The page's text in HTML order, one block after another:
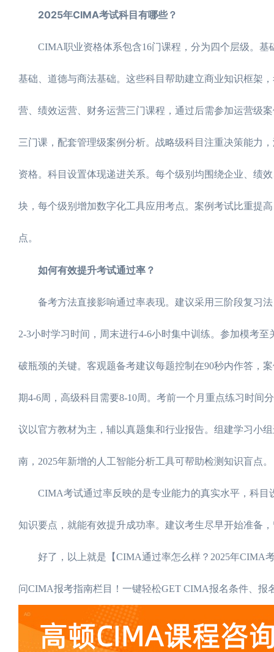
2025年CIMA考试科目有哪些？
CIMA职业资格体系包含16门课程，分为四个层级。基
基础、道德与商法基础。这些科目帮助建立商业知识框架
营、绩效运营、财务运营三门课程，通过后需参加运营级
三门课，配套管理级案例分析。战略级科目注重决策能力
资格。科目设置体现递进关系。每个级别均围绕企业、绩
块，每个级别增加数字化工具应用考点。案例考试比重提
点。
如何有效提升考试通过率？
备考方法直接影响通过率表现。建议采用三阶段复习法
2-3小时学习时间，周末进行4-6小时集中训练。参加模考
破瓶颈的关键。客观题备考建议每题控制在90秒内作答，
期4-6周，高级科目需要8-10周。考前一个月重点练习时间
议以官方教材为主，辅以真题集和行业报告。组建学习小
南，2025年新增的人工智能分析工具可帮助检测知识盲点。
CIMA考试通过率反映的是专业能力的真实水平，科目
知识要点，就能有效提升成功率。建议考生尽早开始准备
好了，以上就是【CIMA通过率怎么样？2025年CIMA
问CIMA报考指南栏目！一键轻松GET CIMA报名条件、报